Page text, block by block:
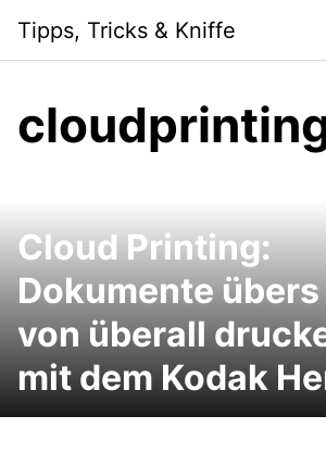
content
Tipps, Tricks & Kniffe
Cloud Printing:
Dokumente
von überall
mit dem Kodak